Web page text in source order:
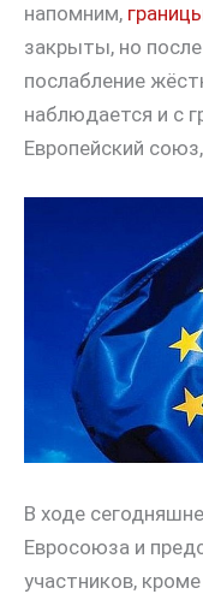
напомним,
закрыты, но
послабление
наблюдается и с
Европейский
В ходе
Евросоюза и
участников,